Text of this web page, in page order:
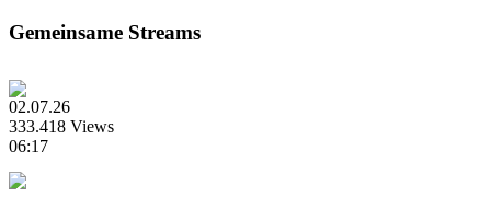
Gemeinsame Streams
02.07.26
333.418 Views
06:17